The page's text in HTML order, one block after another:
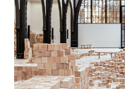
Pirmasis
savo elektroninio
keičiančias
metinei žurnalo